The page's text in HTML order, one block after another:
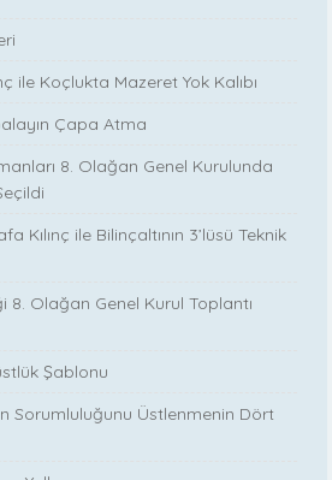
ile Koçlukta Mazeret Yok Kalıbı
Çapa Atma
8. Olağan Genel Kurulunda
Kılınç ile Bilinçaltının 3’lüsü Teknik
8. Olağan Genel Kurul Toplantı
Şablonu
Sorumluluğunu Üstlenmenin Dört